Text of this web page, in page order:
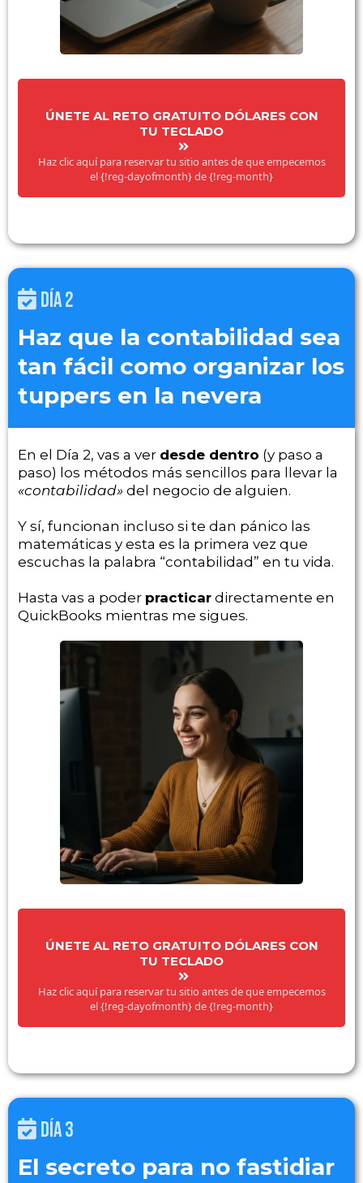
ÚNETE AL RETO GRATUITO DÓLARES CON
TU TECLADO
Haz clic aquí para reservar tu sitio antes de que empecemos
el {!reg-dayofmonth} de {!reg-month}
DÍA 2
Haz que la contabilidad sea
tan fácil como organizar los
tuppers en la nevera
En el Día 2, vas a ver desde dentro (y paso a
paso) los métodos más sencillos para llevar la
«contabilidad» del negocio de alguien.
Y sí, funcionan incluso si te dan pánico las
matemáticas y esta es la primera vez que
escuchas la palabra “contabilidad” en tu vida.
Hasta vas a poder practicar directamente en
QuickBooks mientras me sigues.
ÚNETE AL RETO GRATUITO DÓLARES CON
TU TECLADO
Haz clic aquí para reservar tu sitio antes de que empecemos
el {!reg-dayofmonth} de {!reg-month}
DÍA 3
El secreto para no fastidiar